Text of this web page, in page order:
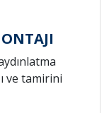
ve tamirini